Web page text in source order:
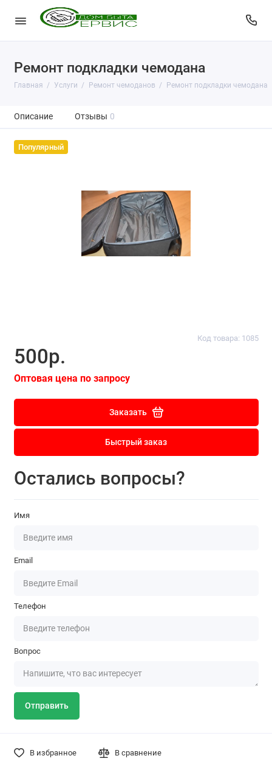
Ремонт подкладки чемодана
Главная Услуги Ремонт чемоданов Ремонт подкладки чемодана
Описание Отзывы 0
Популярный
Код товара: 1085
500р.
Оптовая цена по запросу
Заказать
Быстрый заказ
Остались вопросы?
Имя
Email
Телефон
Вопрос
Отправить
В избранное В сравнение